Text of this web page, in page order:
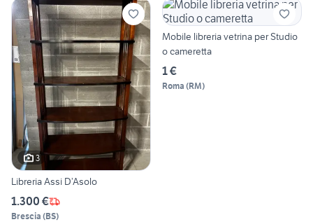
3
Libreria Assi D’Asolo
1.300 €
Brescia (BS)
Mobile libreria vetrina per Studio
o cameretta
1 €
Roma (RM)